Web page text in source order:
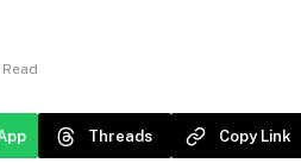
Threads Copy Link